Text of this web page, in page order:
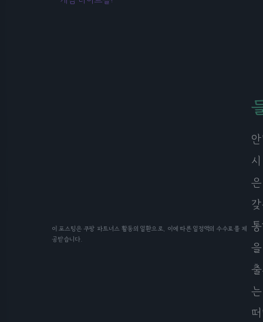
이 포스팅은 쿠팡 파트너스 활동의 일환으로, 이에 따른 일정액의 수수료를 제
공받습니다.